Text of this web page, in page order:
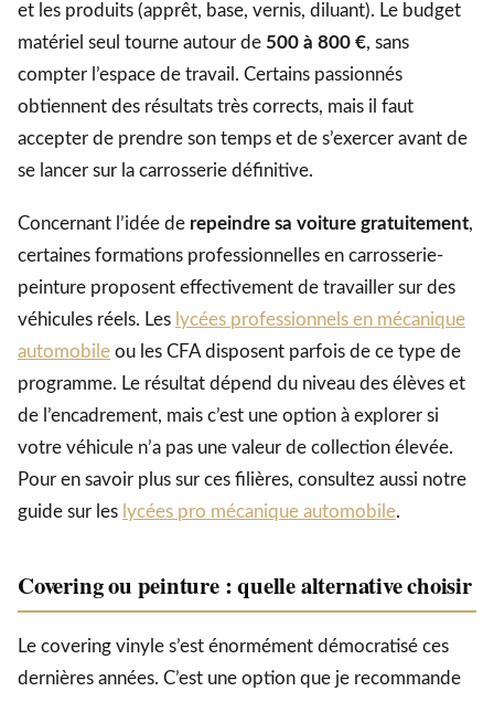
et les produits (apprêt, base, vernis, diluant). Le budget
matériel seul tourne autour de 500 à 800 €, sans
compter l’espace de travail. Certains passionnés
obtiennent des résultats très corrects, mais il faut
accepter de prendre son temps et de s’exercer avant de
se lancer sur la carrosserie définitive.
Concernant l’idée de repeindre sa voiture gratuitement,
certaines formations professionnelles en carrosserie-
peinture proposent effectivement de travailler sur des
véhicules réels. Les lycées professionnels en mécanique
automobile ou les CFA disposent parfois de ce type de
programme. Le résultat dépend du niveau des élèves et
de l’encadrement, mais c’est une option à explorer si
votre véhicule n’a pas une valeur de collection élevée.
Pour en savoir plus sur ces filières, consultez aussi notre
guide sur les lycées pro mécanique automobile.
Covering ou peinture : quelle alternative choisir
Le covering vinyle s’est énormément démocratisé ces
dernières années. C’est une option que je recommande